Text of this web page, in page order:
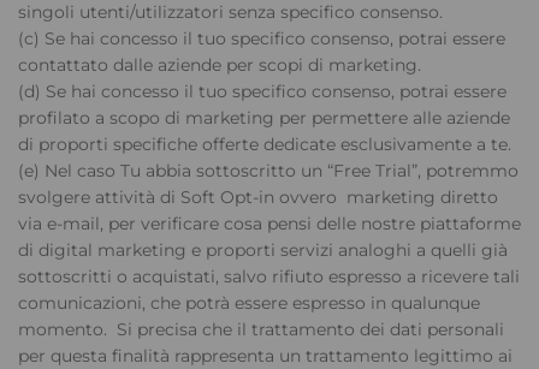
singoli utenti/utilizzatori senza specifico consenso.
(c) Se hai concesso il tuo specifico consenso, potrai essere
contattato dalle aziende per scopi di marketing.
(d) Se hai concesso il tuo specifico consenso, potrai essere
profilato a scopo di marketing per permettere alle aziende
di proporti specifiche offerte dedicate esclusivamente a te.
(e) Nel caso Tu abbia sottoscritto un “Free Trial”, potremmo
svolgere attività di Soft Opt-in ovvero marketing diretto
via e-mail, per verificare cosa pensi delle nostre piattaforme
di digital marketing e proporti servizi analoghi a quelli già
sottoscritti o acquistati, salvo rifiuto espresso a ricevere tali
comunicazioni, che potrà essere espresso in qualunque
momento. Si precisa che il trattamento dei dati personali
per questa finalità rappresenta un trattamento legittimo ai